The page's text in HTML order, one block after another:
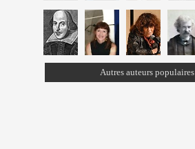
Autres auteurs populaires